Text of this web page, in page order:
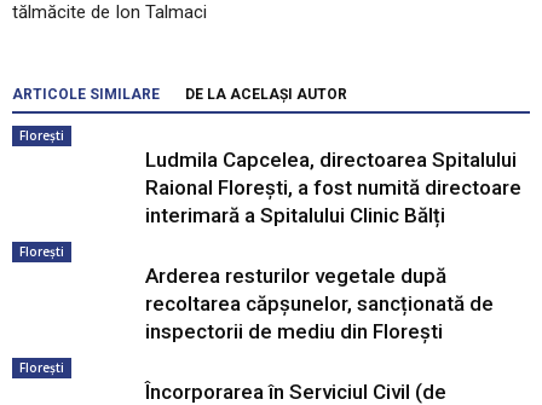
tălmăcite de Ion Talmaci
ARTICOLE SIMILARE DE LA ACELAȘI AUTOR
Florești
Ludmila Capcelea, directoarea Spitalului
Raional Florești, a fost numită directoare
interimară a Spitalului Clinic Bălți
Florești
Arderea resturilor vegetale după
recoltarea căpșunelor, sancționată de
inspectorii de mediu din Florești
Florești
Încorporarea în Serviciul Civil (de